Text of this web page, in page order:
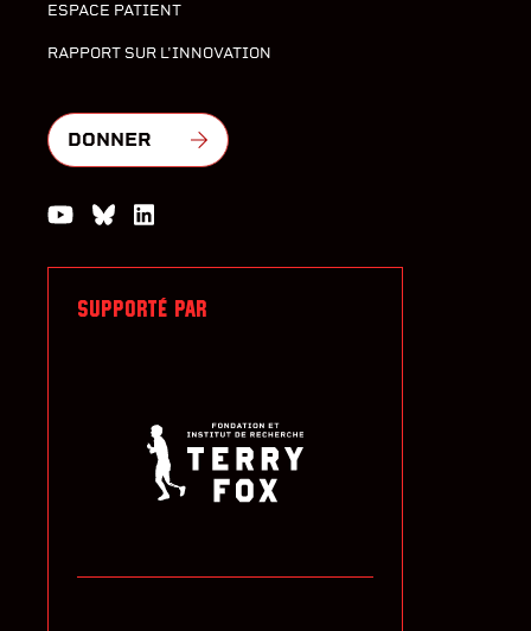
ESPACE PATIENT
RAPPORT SUR L'INNOVATION
DONNER
Watch us on YouTube
Join the Conversation on Bluesky
SUPPORTÉ PAR